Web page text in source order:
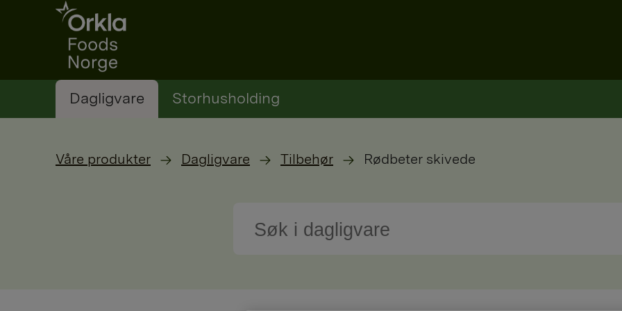
Go to frontpage
Dagligvare Storhusholding
Våre produkter Dagligvare Tilbehør Rødbeter skivede